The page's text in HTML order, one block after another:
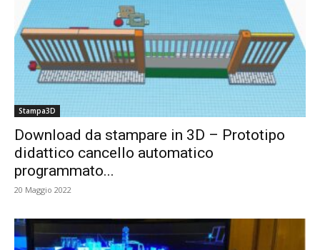
Stampa3D
Download da stampare in 3D – Prototipo
didattico cancello automatico
programmato...
20 Maggio 2022